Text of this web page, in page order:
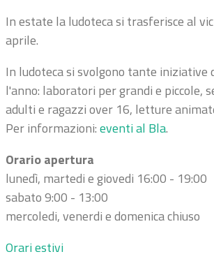
In estate la ludoteca si trasferisce al
aprile.
In ludoteca si svolgono tante
l'anno: laboratori per grandi e piccole,
adulti e ragazzi over 16, letture
Per informazioni:eventi al Bla.
Orario apertura
lunedì, martedi e giovedi 16:00 - 19:00
sabato 9:00 - 13:00
mercoledi, venerdi e domenica chiuso
Orari estivi